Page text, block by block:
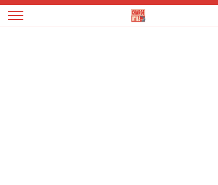
Magazine
Panneau de gestion des cookies